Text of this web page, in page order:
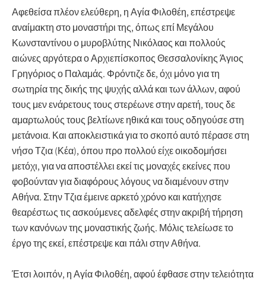
Αφεθείσα πλέον ελεύθερη, η Αγία Φιλοθέη, επέστρεψε
αναίμακτη στο μοναστήρι της, όπως επί Μεγάλου
Κωνσταντίνου ο μυροβλύτης Νικόλαος και πολλούς
αιώνες αργότερα ο Αρχιεπίσκοπος Θεσσαλονίκης Άγιος
Γρηγόριος ο Παλαμάς. Φρόντιζε δε, όχι μόνο για τη
σωτηρία της δικής της ψυχής αλλά και των άλλων, αφού
τους μεν ενάρετους τους στερέωνε στην αρετή, τους δε
αμαρτωλούς τους βελτίωνε ηθικά και τους οδηγούσε στη
μετάνοια. Και αποκλειστικά για το σκοπό αυτό πέρασε στη
νήσο Τζια (Κέα), όπου προ πολλού είχε οικοδομήσει
μετόχι, για να αποστέλλει εκεί τις μοναχές εκείνες που
φοβούνταν για διαφόρους λόγους να διαμένουν στην
Αθήνα. Στην Τζια έμεινε αρκετό χρόνο και κατήχησε
θεαρέστως τις ασκούμενες αδελφές στην ακριβή τήρηση
των κανόνων της μοναστικής ζωής. Μόλις τελείωσε το
έργο της εκεί, επέστρεψε και πάλι στην Αθήνα.
Έτσι λοιπόν, η Αγία Φιλοθέη, αφού έφθασε στην τελειότητα